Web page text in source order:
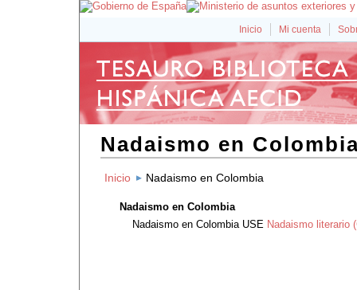
Inicio Mi cuenta
Nadaismo en
Inicio Nadaismo en Colombia
Nadaismo en Colombia
Nadaismo en ColombiaUSE Nadaismo literario